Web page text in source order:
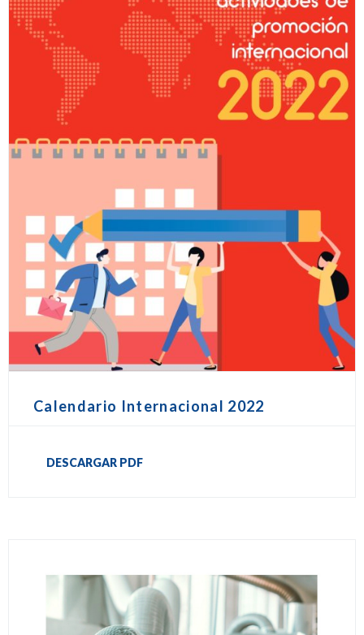
Calendario Internacional 2022
DESCARGAR PDF